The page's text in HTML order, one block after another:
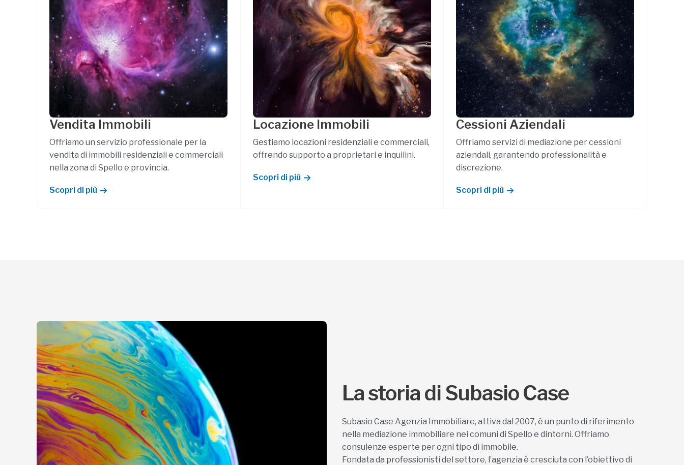
Vendita Immobili
Offriamo un servizio professionale per la
vendita di immobili residenziali e commerciali
nella zona di Spello e provincia.
Scopri di più
Locazione Immobili
Gestiamo locazioni residenziali e commerciali,
offrendo supporto a proprietari e inquilini.
Scopri di più
Cessioni Aziendali
Offriamo servizi di mediazione per cessioni
aziendali, garantendo professionalità e
discrezione.
Scopri di più
La storia di Subasio Case
Subasio Case Agenzia Immobiliare, attiva dal 2007, è un punto di riferimento
nella mediazione immobiliare nei comuni di Spello e dintorni. Offriamo
consulenze esperte per ogni tipo di immobile.
Fondata da professionisti del settore, l’agenzia è cresciuta con l’obiettivo di